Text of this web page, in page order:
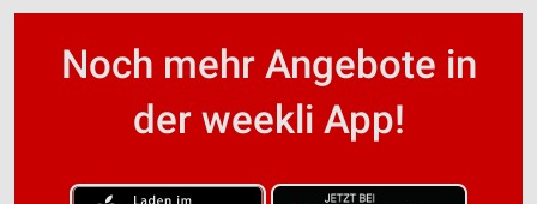
Noch mehr Angebote in
der weekli App!